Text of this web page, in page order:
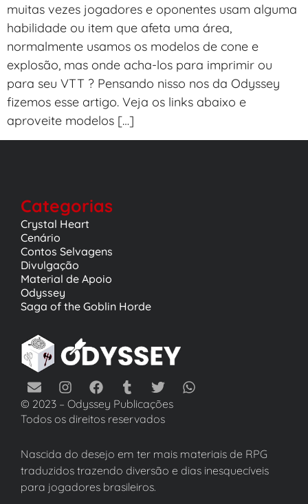
muitas vezes jogadores e oponentes usam alguma
habilidade ou item que afeta uma área,
normalmente usamos os modelos de cone e
explosão, mas onde acha-los para imprimir ou
para seu VTT ? Pensando nisso nos da Odyssey
fizemos esse artigo. Veja os links abaixo e
aproveite modelos […]
Categorias
Crystal Heart
Cenário
Contos Selvagens
Divulgação
Material de Apoio
Odyssey
Saga of the Goblin Horde
© 2023 – Odyssey Publicações
Todos os direitos reservados
Nascida do desejo em ter mais materiais de RPG
traduzidos trazendo diversão e dias inesquecíveis
para jogadores brasileiros.